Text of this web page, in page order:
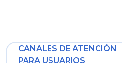
CANALES DE ATENCIÓN
PARA USUARIOS